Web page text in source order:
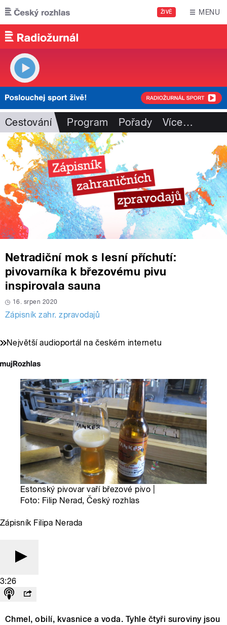
Přejít k hlavnímu obsahu
ŽIVĚ MENU
Cestování Program Pořady Více…
Netradiční mok s lesní příchutí:
pivovarníka k březovému pivu
inspirovala sauna
16. srpen 2020
Zápisník zahr. zpravodajů
Největší audioportál na českém internetu
Estonský pivovar vaří březové pivo |
Foto: Filip Nerad, Český rozhlas
Zápisník Filipa Nerada
3:26
Chmel, obilí, kvasnice a voda. Tyhle čtyři suroviny jsou